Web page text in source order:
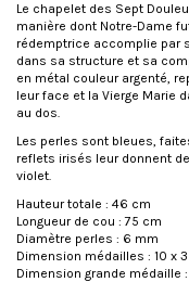
Le chapelet des Sept
manière dont Notre-Dame
rédemptrice accomplie par
dans sa structure et sa
en métal couleur argenté,
leur face et la Vierge Marie
au dos.
Les perles sont bleues,
reflets irisés leur donnent
violet.
Hauteur totale : 46 cm
Longueur de cou : 75 cm
Diamètre perles : 6 mm
Dimension médailles : 10 x
Dimension grande médaille :